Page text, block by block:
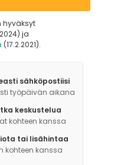
hyväksyt
ja
(17.2.2021).
sähköpostiisi
työpäivän aikana
keskustelua
kohteen kanssa
tai lisähintaa
kohteen kanssa